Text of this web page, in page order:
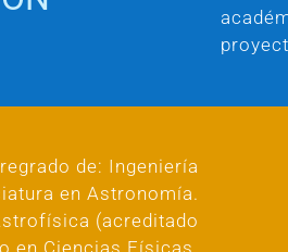
de: Ingeniería
en Astronomía.
(acreditado
en Ciencias Físicas.